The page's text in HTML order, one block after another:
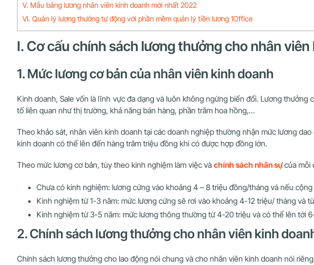
V. Mẫu bảng lương nhân viên kinh doanh mới nhất 2022
VI. Quản lý lương thưởng tự động với phần mềm quản lý tiền lương 1Office
I. Cơ cấu chính sách lương thưởng cho nhân
1. Mức lương cơ bản của nhân viên kinh doanh
Kinh doanh, Sale vốn là lĩnh vực đa dạng và luôn không ngừng biến đổi. Lương
tố liên quan như thị trường, khả năng bán hàng, phần trăm hoa hồng,…
Theo khảo sát, nhân viên kinh doanh tại các doanh nghiệp thường nhận mức lương
kinh doanh có thể lên đến hàng trăm triệu đồng khi có được hợp đồng lớn.
Theo mức lương cơ bản, tùy theo kinh nghiệm làm việc và chính sách nhân sựcủa mỗi
Chưa có kinh nghiệm: lương cứng vào khoảng 4 – 8 triệu đồng/tháng và nếu
Kinh nghiệm từ 1-3 năm: mức lương cứng sẽ rơi vào khoảng 4-12 triệu/ tháng và
Kinh nghiệm từ 3-5 năm: mức lương thông thường từ 4-20 triệu và có thể lên tới
2. Chính sách lương thưởng cho nhân viên kinh
Chính sách lương thưởng cho lao động nói chung và cho nhân viên kinh doanh nói